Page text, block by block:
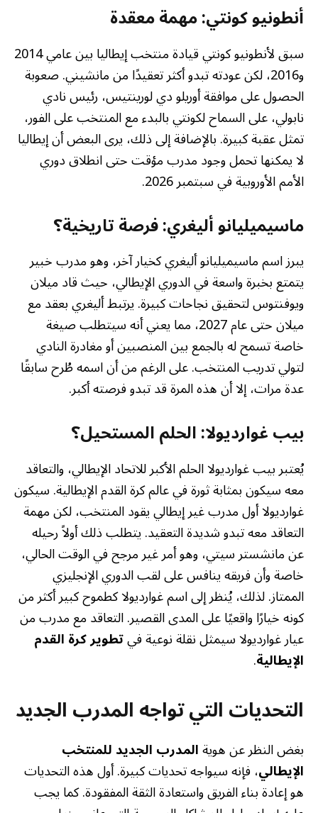
أنطونيو كونتي: مهمة معقدة
سبق لأنطونيو كونتي قيادة منتخب إيطاليا بين عامي 2014
و2016، لكن عودته تبدو أكثر تعقيدًا من مانشيني. صعوبة
الحصول على موافقة أوريلو دي لورينتيس، رئيس نادي
نابولي، على السماح لكونتي بالبدء مع المنتخب على الفور،
تمثل عقبة كبيرة. بالإضافة إلى ذلك، يرى البعض أن إيطاليا
لا يمكنها تحمل وجود مدرب مؤقت حتى انطلاق دوري
الأمم الأوروبية في سبتمبر 2026.
ماسيميليانو أليغري: فرصة تاريخية؟
يبرز اسم ماسيميليانو أليغري كخيار آخر، وهو مدرب خبير
يتمتع بخبرة واسعة في الدوري الإيطالي، حيث قاد ميلان
ويوفنتوس لتحقيق نجاحات كبيرة. يرتبط أليغري بعقد مع
ميلان حتى عام 2027، مما يعني أنه سيتطلب صيغة
خاصة تسمح له بالجمع بين المنصبين أو مغادرة النادي
لتولي تدريب المنتخب. على الرغم من أن اسمه طُرح سابقًا
عدة مرات، إلا أن هذه المرة قد تبدو فرصته أكبر.
بيب غوارديولا: الحلم المستحيل؟
يُعتبر بيب غوارديولا الحلم الأكبر للاتحاد الإيطالي، والتعاقد
معه سيكون بمثابة ثورة في عالم كرة القدم الإيطالية. سيكون
غوارديولا أول مدرب غير إيطالي يقود المنتخب، لكن مهمة
التعاقد معه تبدو شديدة التعقيد. يتطلب ذلك أولاً رحيله
عن مانشستر سيتي، وهو أمر غير مرجح في الوقت الحالي،
خاصة وأن فريقه ينافس على لقب الدوري الإنجليزي
الممتاز. لذلك، يُنظر إلى اسم غوارديولا كطموح كبير أكثر من
كونه خيارًا واقعيًا على المدى القصير. التعاقد مع مدرب من
عيار غوارديولا سيمثل نقلة نوعية فيتطوير كرة القدم
الإيطالية.
التحديات التي تواجه المدرب الجديد
بغض النظر عن هويةالمدرب الجديد للمنتخب
الإيطالي، فإنه سيواجه تحديات كبيرة. أول هذه التحديات
هو إعادة بناء الفريق واستعادة الثقة المفقودة. كما يجب